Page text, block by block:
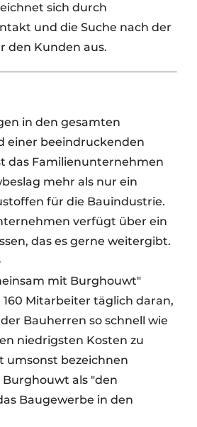
sich durch
und die Suche nach der
den Kunden aus.
in den gesamten
einer beeindruckenden
das Familienunternehmen
mehr als nur ein
für die Bauindustrie.
verfügt über ein
das es gerne weitergibt.
mit Burghouwt"
Mitarbeiter täglich daran,
Bauherren so schnell wie
niedrigsten Kosten zu
umsonst bezeichnen
als "den
Baugewerbe in den